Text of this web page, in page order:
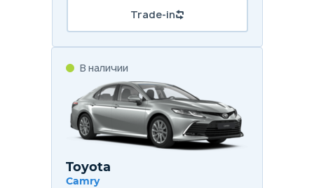
Trade-in
В наличии
Toyota
Camry